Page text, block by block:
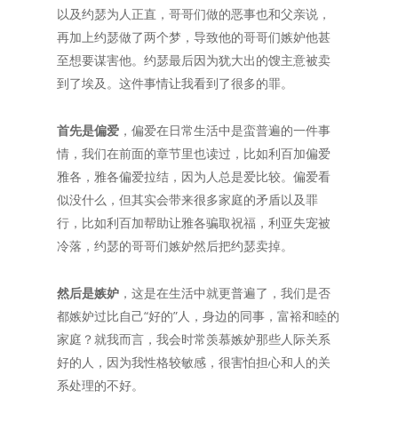
以及约瑟为人正直，哥哥们做的恶事也和父亲说，
再加上约瑟做了两个梦，导致他的哥哥们嫉妒他甚
至想要谋害他。约瑟最后因为犹大出的馊主意被卖
到了埃及。这件事情让我看到了很多的罪。
首先是偏爱 ，偏爱在日常生活中是蛮普遍的一件事
情，我们在前面的章节里也读过，比如利百加偏爱
雅各，雅各偏爱拉结，因为人总是爱比较。偏爱看
似没什么，但其实会带来很多家庭的矛盾以及罪
行，比如利百加帮助让雅各骗取祝福，利亚失宠被
冷落，约瑟的哥哥们嫉妒然后把约瑟卖掉。
然后是嫉妒 ，这是在生活中就更普遍了，我们是否
都嫉妒过比自己“好的”人，身边的同事，富裕和睦的
家庭？就我而言，我会时常羡慕嫉妒那些人际关系
好的人，因为我性格较敏感，很害怕担心和人的关
系处理的不好。